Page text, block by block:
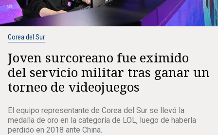
Corea del Sur
Joven surcoreano fue eximido
del servicio militar tras ganar un
torneo de videojuegos
El equipo representante de Corea del Sur se llevó la
medalla de oro en la categoría de LOL, luego de haberla
perdido en 2018 ante China.